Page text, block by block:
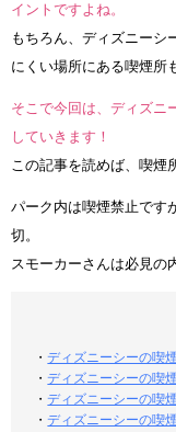
イントですよね。
もちろん、ディズニーシ
にくい場所にある喫煙所
そこで今回は、ディズニ
していきます！
この記事を読めば、喫煙
パーク内は喫煙禁止です
切。
スモーカーさんは必見の
・ディズニーシーの喫
・ディズニーシーの喫
・ディズニーシーの喫
・ディズニーシーの喫